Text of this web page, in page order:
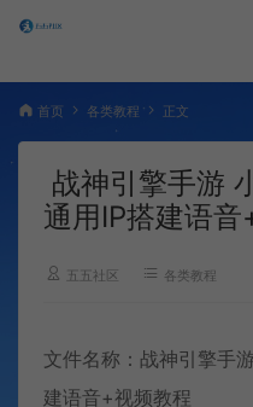
首页 各类教程 正文
战神引擎手游
通用IP搭建语音
五五社区 各类教程
文件名称：战神引擎手
建语音+视频教程